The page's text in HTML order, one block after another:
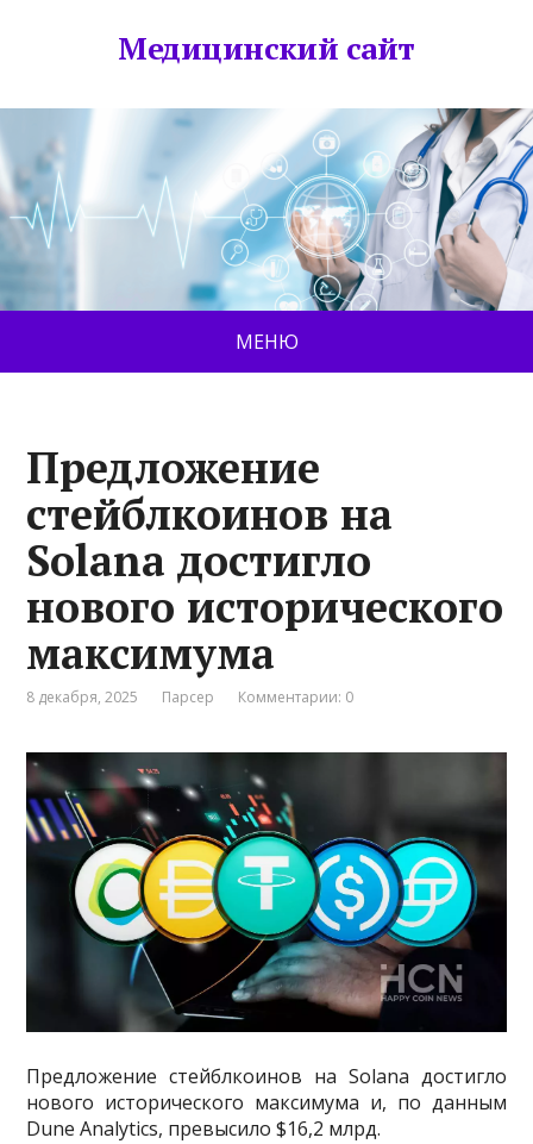
Медицинский сайт
МЕНЮ
Предложение
стейблкоинов на
Solana достигло
нового исторического
максимума
8 декабря, 2025 Парсер Комментарии: 0
Предложение стейблкоинов на Solana достигло
нового исторического максимума и, по данным
Dune Analytics, превысило $16,2 млрд.